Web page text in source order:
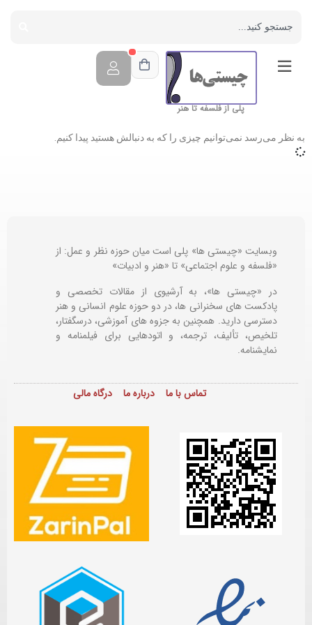
پلی از فلسفه تا هنر
به نظر می‌رسد نمی‌توانیم چیزی را که به دنبالش هستید پیدا کنیم.
وبسایت «چیستی ها» پلی است میان حوزه نظر و عمل: از
«فلسفه و علوم اجتماعی» تا «هنر و ادبیات»
در «چیستی ها»، به آرشیوی از مقالات تخصصی و
پادکست های سخنرانی ها، در دو حوزه علوم انسانی و هنر
دسترسی دارید. همچنین به جزوه های آموزشی، درسگفتار،
تلخیص، تألیف، ترجمه، و اتودهایی برایفیلمنامه و
نمایشنامه.
تماس با ما درباره ما درگاه مالی